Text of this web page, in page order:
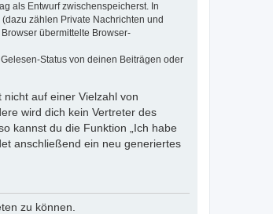
als Entwurf zwischenspeicherst. In
zählen Private Nachrichten und
übermittelte Browser-
Status von deinen Beiträgen oder
auf einer Vielzahl von
wird dich kein Vertreter des
kannst du die Funktion „Ich habe
anschließend ein neu generiertes
zu können.